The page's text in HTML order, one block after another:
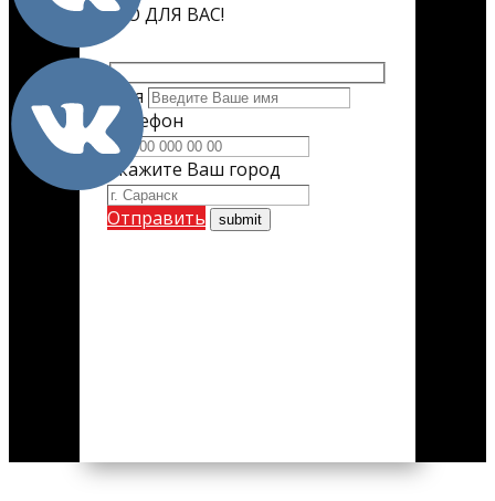
ЕГО ДЛЯ ВАС!
Имя
Телефон
Укажите Ваш город
Отправить